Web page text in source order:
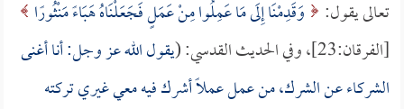
تعالى يقول:
وَقَدِمْنَا إِلَى مَا عَمِلُوا مِنْ عَمَلٍ فَجَعَلْنَاهُ هَبَاءً مَنْثُورًا
[الفرقان:23]، وفي الحديث القدسي: (
يقول الله عز وجل: أنا أغنى
الشركاء عن الشرك، من عمل عملاً أشرك فيه معي غيري تركته